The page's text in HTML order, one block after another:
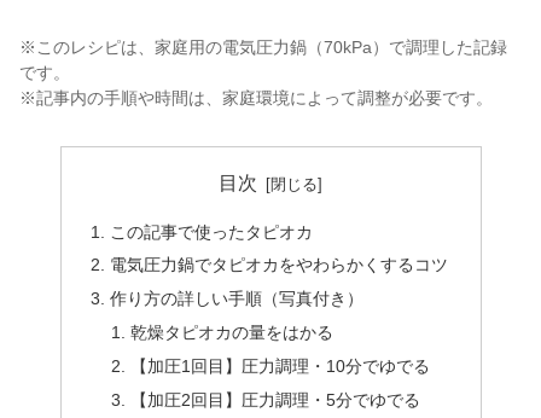
※このレシピは、家庭用の電気圧力鍋（70kPa）で調理した記録
です。
※記事内の手順や時間は、家庭環境によって調整が必要です。
目次
この記事で使ったタピオカ
電気圧力鍋でタピオカをやわらかくするコツ
作り方の詳しい手順（写真付き）
乾燥タピオカの量をはかる
【加圧1回目】圧力調理・10分でゆでる
【加圧2回目】圧力調理・5分でゆでる